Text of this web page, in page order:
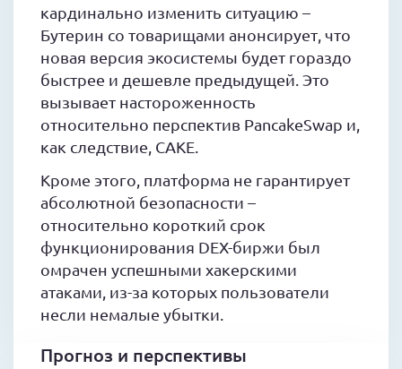
кардинально изменить ситуацию –
Бутерин со товарищами анонсирует, что
новая версия экосистемы будет гораздо
быстрее и дешевле предыдущей. Это
вызывает настороженность
относительно перспектив PancakeSwap и,
как следствие, CAKE.
Кроме этого, платформа не гарантирует
абсолютной безопасности –
относительно короткий срок
функционирования DEX-биржи был
омрачен успешными хакерскими
атаками, из-за которых пользователи
несли немалые убытки.
Прогноз и перспективы